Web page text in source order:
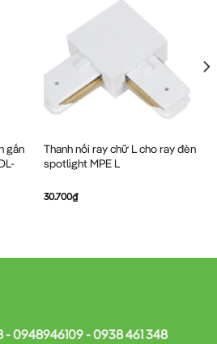
gắn
Thanh nối ray chữ L cho ray đèn
spotlight MPE L
30.700₫
0948946109 - 0938 461 348